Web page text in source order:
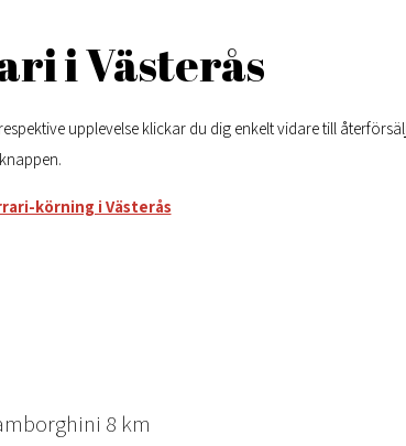
i Västerås
upplevelse klickar du dig enkelt vidare till
knappen.
körning i Västerås
8 km